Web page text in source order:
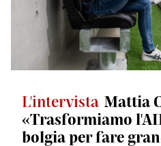
L'intervista Mattia
«Trasformiamo
bolgia per fare